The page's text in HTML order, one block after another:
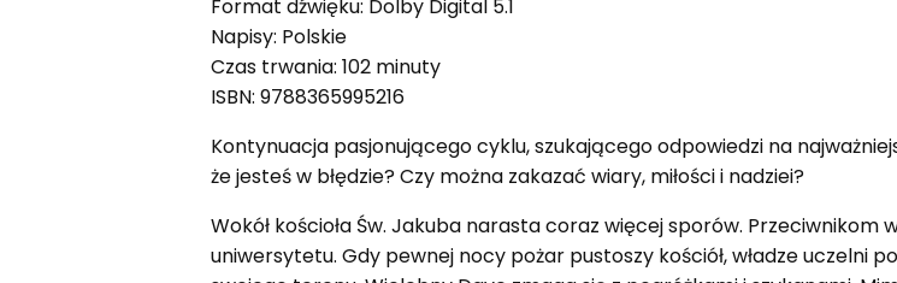
Format dźwięku: Dolby Digital 5.1
Napisy: Polskie
Czas trwania: 102 minuty
ISBN: 9788365995216
Kontynuacja pasjonującego cyklu, szukającego odpowiedzi na
że jesteś w błędzie? Czy można zakazać wiary, miłości i nadziei?
Wokół kościoła Św. Jakuba narasta coraz więcej sporów.
uniwersytetu. Gdy pewnej nocy pożar pustoszy kościół, władze uczelni